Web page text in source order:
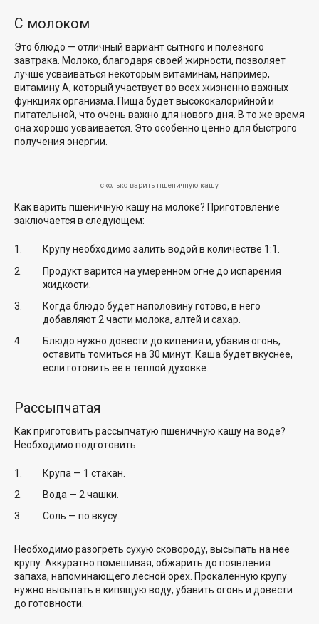
С молоком
Это блюдо — отличный вариант сытного и полезного
завтрака. Молоко, благодаря своей жирности, позволяет
лучше усваиваться некоторым витаминам, например,
витамину А, который участвует во всех жизненно важных
функциях организма. Пища будет высококалорийной и
питательной, что очень важно для нового дня. В то же время
она хорошо усваивается. Это особенно ценно для быстрого
получения энергии.
сколько варить пшеничную кашу
Как варить пшеничную кашу на молоке? Приготовление
заключается в следующем:
Крупу необходимо залить водой в количестве 1:1.
Продукт варится на умеренном огне до испарения
жидкости.
Когда блюдо будет наполовину готово, в него
добавляют 2 части молока, алтей и сахар.
Блюдо нужно довести до кипения и, убавив огонь,
оставить томиться на 30 минут. Каша будет вкуснее,
если готовить ее в теплой духовке.
Рассыпчатая
Как приготовить рассыпчатую пшеничную кашу на воде?
Необходимо подготовить:
Крупа — 1 стакан.
Вода — 2 чашки.
Соль — по вкусу.
Необходимо разогреть сухую сковороду, высыпать на нее
крупу. Аккуратно помешивая, обжарить до появления
запаха, напоминающего лесной орех. Прокаленную крупу
нужно высыпать в кипящую воду, убавить огонь и довести
до готовности.